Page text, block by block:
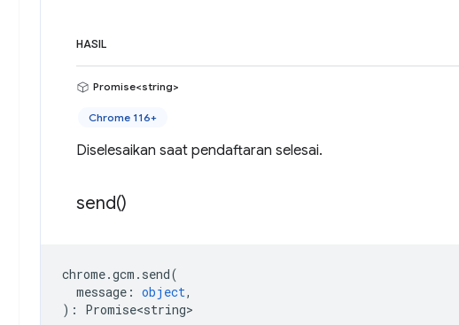
HASIL
Promise<string>
Chrome 116+
Diselesaikan saat pendaftaran selesai.
send()
chrome.gcm . send(
message : object,
) : Promise<string>